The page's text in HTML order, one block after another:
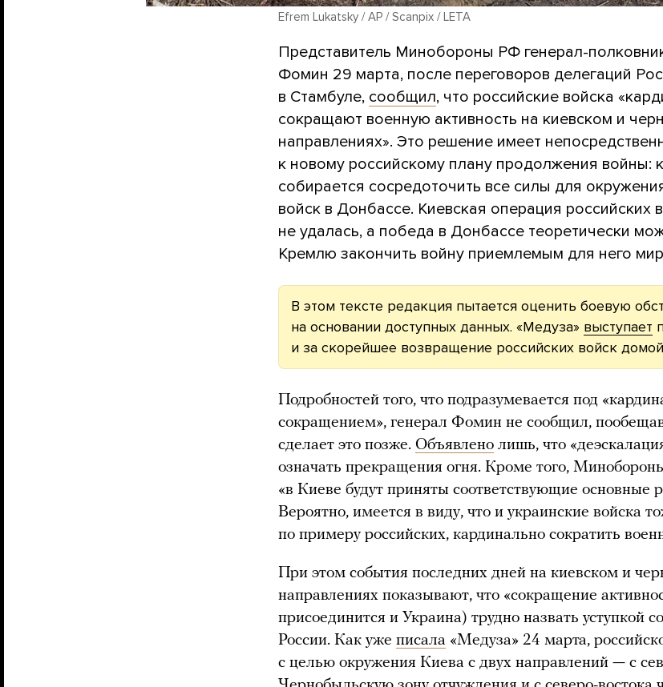
Efrem Lukatsky / AP / Scanpix / LETA
Представитель Минобороны РФ генерал-
Фомин 29 марта, после переговоров делегаций
в Стамбуле, сообщил, что российские войска
сокращают военную активность на киевском и
направлениях». Это решение имеет
к новому российскому плану продолжения войны:
собирается сосредоточить все силы для
войск в Донбассе. Киевская операция российских
не удалась, а победа в Донбассе теоретически
Кремлю закончить войну приемлемым для него
В этом тексте редакция пытается оценить боевую
на основании доступных данных. «Медуза» выступает
и за скорейшее возвращение российских войск
Подробностей того, что подразумевается под
сокращением», генерал Фомин не сообщил,
сделает это позже. Объявлено лишь, что
означать прекращения огня. Кроме того,
«в Киеве будут приняты соответствующие основные
Вероятно, имеется в виду, что и украинские войска
по примеру российских, кардинально сократить
При этом события последних дней на киевском и
направлениях показывают, что «сокращение
присоединится и Украина) трудно назвать уступкой
России. Как уже писала «Медуза» 24 марта,
с целью окружения Киева с двух направлений — с